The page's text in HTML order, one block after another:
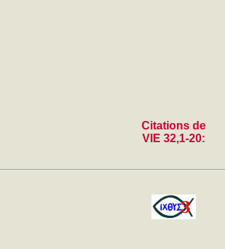
Citations de
VIE 32,1-20: